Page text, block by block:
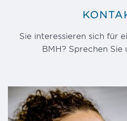
Sie interessieren sich für
BMH? Sprechen Sie